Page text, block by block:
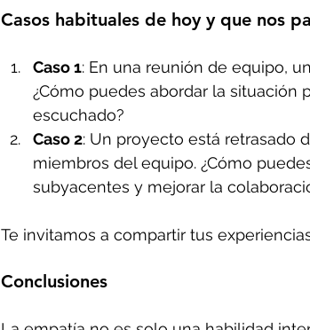
Casos habituales de hoy y que nos
Caso 1: En una reunión de equipo,
¿Cómo puedes abordar la situación
escuchado?
Caso 2: Un proyecto está retrasado
miembros del equipo. ¿Cómo
subyacentes y mejorar la
Te invitamos a compartir tus
Conclusiones